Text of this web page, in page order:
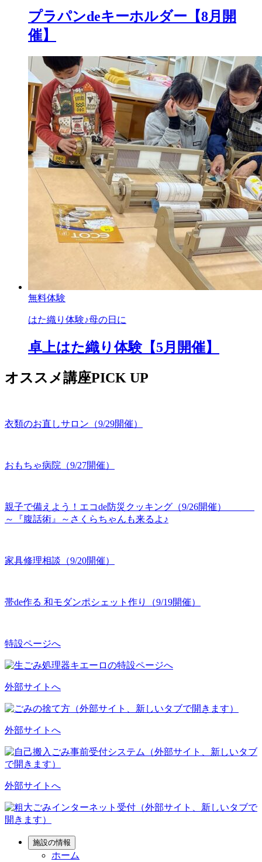
プラパンdeキーホルダー【8月開
催】
無料体験
はた織り体験♪母の日に
卓上はた織り体験【5月開催】
オススメ講座PICK UP
衣類のお直しサロン（9/29開催）
おもちゃ病院（9/27開催）
親子で備えよう！エコde防災クッキング（9/26開催）
～『腹話術』～さくらちゃんも来るよ♪
家具修理相談（9/20開催）
帯de作る 和モダンポシェット作り（9/19開催）
特設ページへ
外部サイトへ
外部サイトへ
外部サイトへ
施設の情報
ホーム